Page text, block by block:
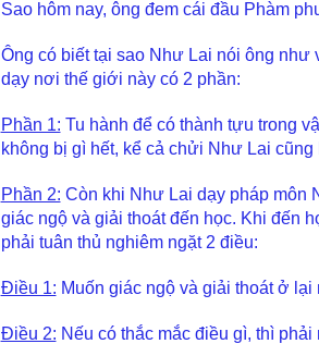
Sao hôm nay, ông đem cái đầu Phàm
Ông có biết tại sao Như Lai nói ông
dạy nơi thế giới này có 2 phần:
Phần 1: Tu hành để có thành tựu trong
không bị gì hết, kể cả chửi Như Lai cũng
Phần 2: Còn khi Như Lai dạy pháp môn
giác ngộ và giải thoát đến học. Khi đến
phải tuân thủ nghiêm ngặt 2 điều:
Điều 1: Muốn giác ngộ và giải thoát ở
Điều 2: Nếu có thắc mắc điều gì, thì